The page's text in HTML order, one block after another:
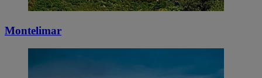
Montelimar